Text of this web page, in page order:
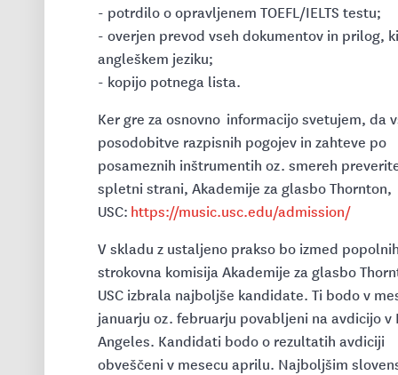
- potrdilo o opravljenem TOEFL/IELTS testu;
- overjen prevod vseh dokumentov in prilog,
angleškem jeziku;
- kopijo potnega lista.
Ker gre za osnovno informacijo svetujem, da
posodobitve razpisnih pogojev in zahteve po
posameznih inštrumentih oz. smereh
spletni strani, Akademije za glasbo Thornton,
USC: https://music.usc.edu/admission/
V skladu z ustaljeno prakso bo izmed
strokovna komisija Akademije za glasbo
USC izbrala najboljše kandidate. Ti bodo v
januarju oz. februarju povabljeni na avdicijo v
Angeles. Kandidati bodo o rezultatih avdiciji
obveščeni v mesecu aprilu. Najboljšim